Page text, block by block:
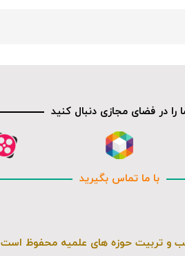
را در فضای مجازی دنبال کنید
با ما تماس بگیرید
و تربیت حوزه های علمیه محفوظ است